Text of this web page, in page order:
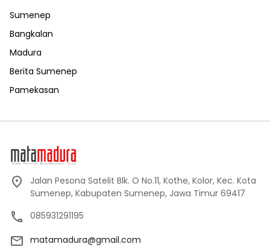
Sumenep
Bangkalan
Madura
Berita Sumenep
Pamekasan
Jalan Pesona Satelit Blk. O No.11, Kothe, Kolor, Kec. Kota
Sumenep, Kabupaten Sumenep, Jawa Timur 69417
085931291195
matamadura@gmail.com